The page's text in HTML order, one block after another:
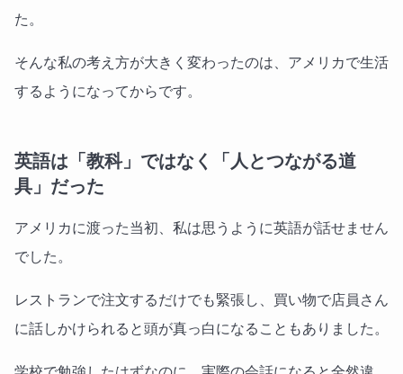
た。
そんな私の考え方が大きく変わったのは、アメリカで生活
するようになってからです。
英語は「教科」ではなく「人とつながる道
具」だった
アメリカに渡った当初、私は思うように英語が話せません
でした。
レストランで注文するだけでも緊張し、買い物で店員さん
に話しかけられると頭が真っ白になることもありました。